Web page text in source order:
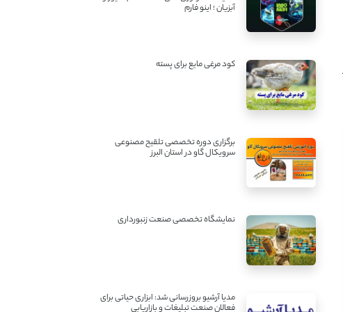
آبزیان ؛ اینو فارم
کود مرغی مایع برای پسته
برگزاری دوره تخصصی تلقیح مصنوعی
سرویکال گاو در استان البرز
نمایشگاه تخصصی صنعت زنبورداری
مدیا آرشیو بروزرسانی شد: ابزاری حیاتی برای
فعالان صنعت تبلیغات و بازاریابی